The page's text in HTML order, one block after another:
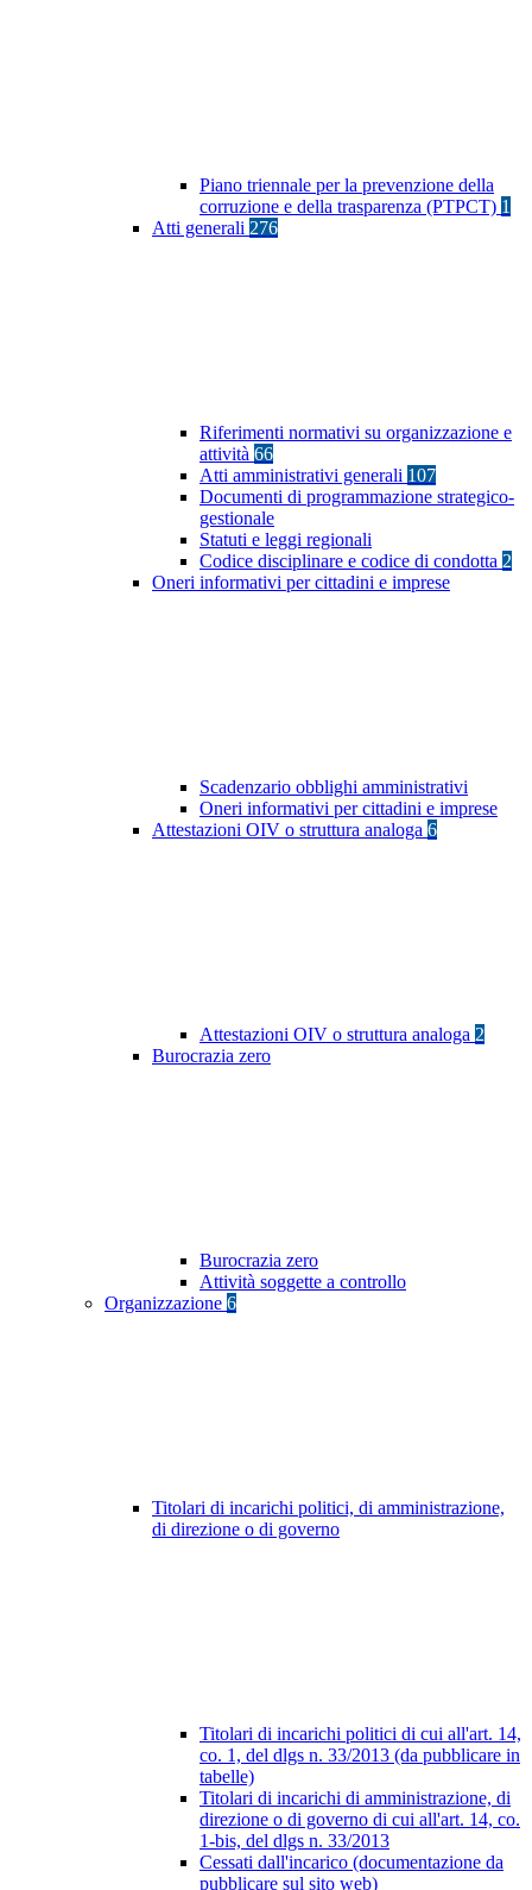
Piano triennale per la prevenzione della
corruzione e della trasparenza (PTPCT) 1
Atti generali 276
Riferimenti normativi su organizzazione e
attività 66
Atti amministrativi generali 107
Documenti di programmazione strategico-
gestionale
Statuti e leggi regionali
Codice disciplinare e codice di condotta 2
Oneri informativi per cittadini e imprese
Scadenzario obblighi amministrativi
Oneri informativi per cittadini e imprese
Attestazioni OIV o struttura analoga 6
Attestazioni OIV o struttura analoga 2
Burocrazia zero
Burocrazia zero
Attività soggette a controllo
Organizzazione 6
Titolari di incarichi politici, di amministrazione,
di direzione o di governo
Titolari di incarichi politici di cui all'art. 14,
co. 1, del dlgs n. 33/2013 (da pubblicare in
tabelle)
Titolari di incarichi di amministrazione, di
direzione o di governo di cui all'art. 14, co.
1-bis, del dlgs n. 33/2013
Cessati dall'incarico (documentazione da
pubblicare sul sito web)